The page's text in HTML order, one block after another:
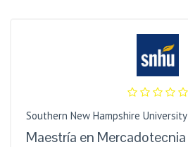
Southern New Hampshire University
Maestría en Mercadotecnia